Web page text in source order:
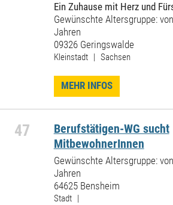
Ein Zuhause mit Herz und
Gewünschte Altersgruppe:
Jahren
09326 Geringswalde
Kleinstadt | Sachsen
MEHR INFOS
47
Berufstätigen-WG sucht
MitbewohnerInnen
Gewünschte Altersgruppe:
Jahren
64625 Bensheim
Stadt |